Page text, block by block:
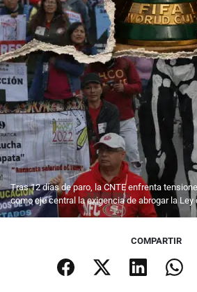
Tras 12 días de paro, la CNTE enfrenta
como eje central la exigencia de abrogar la Ley
COMPARTIR